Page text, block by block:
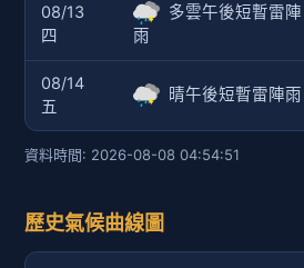
08/13
四
多雲午後短暫雷陣
雨
08/14
五
晴午後短暫雷陣雨
資料時間: 2026-08-08 04:54:51
歷史氣候曲線圖